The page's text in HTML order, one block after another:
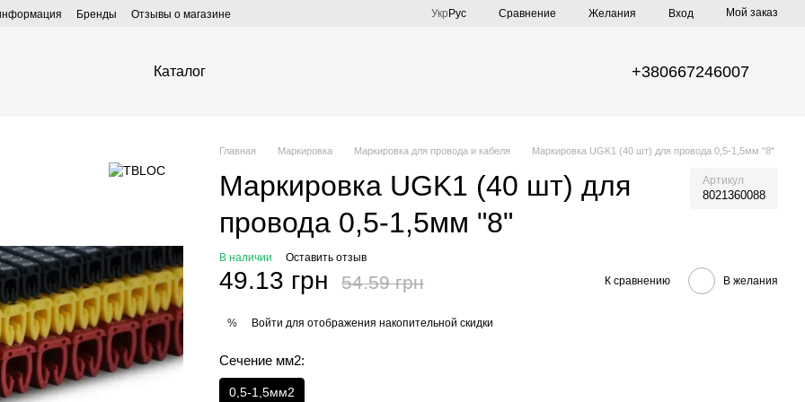
Бренды Отзывы о магазине Укр Рус Сравнение Желания Вход Мой заказ
Каталог +380667246007
Главная Маркировка Маркировка для провода и кабеля Маркировка UGK1 (40 шт) для провода 0,5-1,5мм "8"
Маркировка UGK1 (40 шт) для
провода 0,5-1,5мм "8"
Артикул
8021360088
В наличии Оставить отзыв
49.13 грн 54.59 грн К сравнению В желания
% Войти для отображения накопительной скидки
Сечение мм2:
0,5-1,5мм2